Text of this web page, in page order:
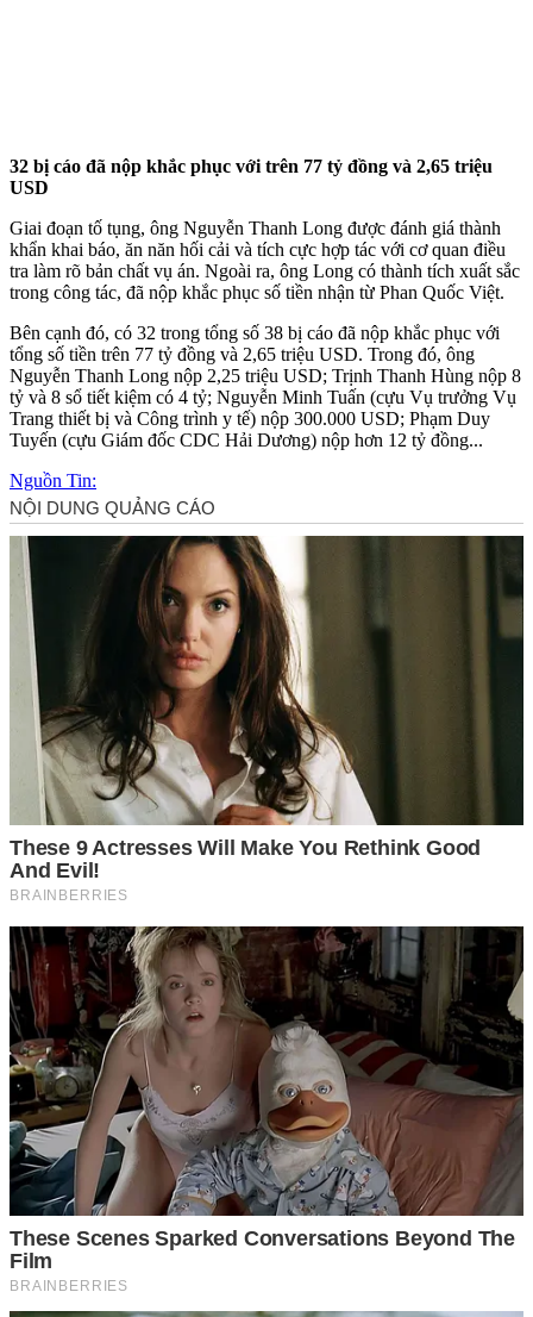
32 bị cáo đã nộp khắc phục với trên 77 tỷ đồng và 2,65 triệu
USD
Giai đoạn tố tụng, ông Nguyễn Thanh Long được đánh giá thành
khẩn khai báo, ăn năn hối cải và tích cực hợp tác với cơ quan điều
tra làm rõ bản chất vụ án. Ngoài ra, ông Long có thành tích xuất sắc
trong công tác, đã nộp khắc phục số tiền nhận từ Phan Quốc Việt.
Bên cạnh đó, có 32 trong tổng số 38 bị cáo đã nộp khắc phục với
tổng số tiền trên 77 tỷ đồng và 2,65 triệu USD. Trong đó, ông
Nguyễn Thanh Long nộp 2,25 triệu USD; Trịnh Thanh Hùng nộp 8
tỷ và 8 sổ tiết kiệm có 4 tỷ; Nguyễn Minh Tuấn (cựu Vụ trưởng Vụ
Trang thiết bị và Công trình y tế) nộp 300.000 USD; Phạm Duy
Tuyến (cựu Giám đốc CDC Hải Dương) nộp hơn 12 tỷ đồng...
Nguồn Tin: